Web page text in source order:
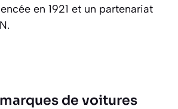
en 1921 et un partenariat
de voitures